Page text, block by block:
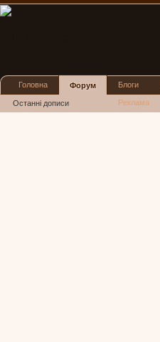
Головна Форум
Останні дописи
Блоги
Реклама